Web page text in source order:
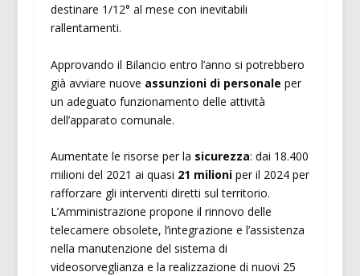
destinare 1/12° al mese con inevitabili
rallentamenti.
Approvando il Bilancio entro l’anno si potrebbero
già avviare nuove assunzioni di personale per
un adeguato funzionamento delle attività
dell’apparato comunale.
Aumentate le risorse per la sicurezza: dai 18.400
milioni del 2021 ai quasi 21 milioniper il 2024 per
rafforzare gli interventi diretti sul territorio.
L’Amministrazione propone il rinnovo delle
telecamere obsolete, l’integrazione e l’assistenza
nella manutenzione del sistema di
videosorveglianza e la realizzazione di nuovi 25